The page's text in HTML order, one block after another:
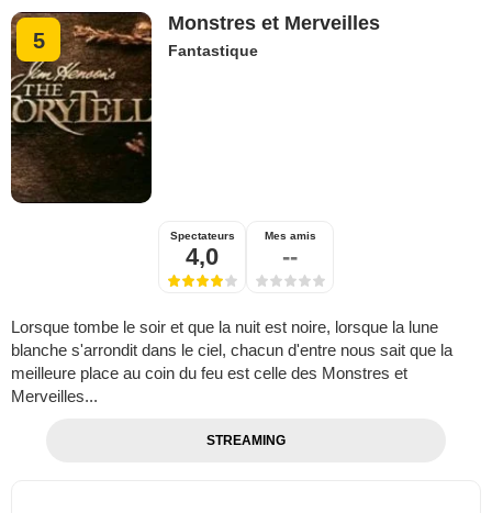
5
Monstres et Merveilles
Fantastique
Spectateurs
4,0
Mes amis
--
Lorsque tombe le soir et que la nuit est noire, lorsque la lune
blanche s'arrondit dans le ciel, chacun d'entre nous sait que la
meilleure place au coin du feu est celle des Monstres et
Merveilles...
STREAMING